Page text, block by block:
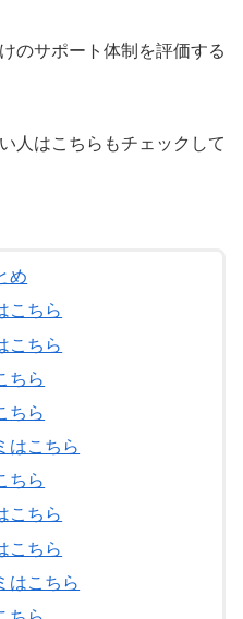
のサポート体制を評価する
人はこちらもチェックして
め
こちら
こちら
ちら
ちら
はこちら
ちら
こちら
こちら
はこちら